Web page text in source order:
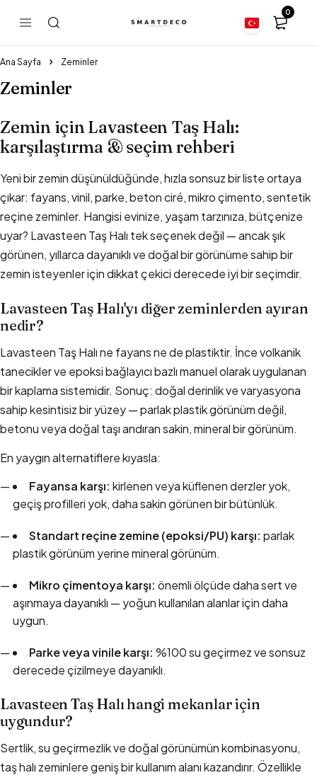
0
Ana Sayfa Zeminler
Zeminler
Zemin için Lavasteen Taş Halı:
karşılaştırma & seçim rehberi
Yeni bir zemin düşünüldüğünde, hızla sonsuz bir liste ortaya
çıkar: fayans, vinil, parke, beton ciré, mikro çimento, sentetik
reçine zeminler. Hangisi evinize, yaşam tarzınıza, bütçenize
uyar? Lavasteen Taş Halı tek seçenek değil — ancak şık
görünen, yıllarca dayanıklı ve doğal bir görünüme sahip bir
zemin isteyenler için dikkat çekici derecede iyi bir seçimdir.
Lavasteen Taş Halı'yı diğer zeminlerden ayıran
nedir?
Lavasteen Taş Halı ne fayans ne de plastiktir. İnce volkanik
tanecikler ve epoksi bağlayıcı bazlı manuel olarak uygulanan
bir kaplama sistemidir. Sonuç: doğal derinlik ve varyasyona
sahip kesintisiz bir yüzey — parlak plastik görünüm değil,
betonu veya doğal taşı andıran sakin, mineral bir görünüm.
En yaygın alternatiflere kıyasla:
Fayansa karşı: kirlenen veya küflenen derzler yok,
geçiş profilleri yok, daha sakin görünen bir bütünlük.
Standart reçine zemine (epoksi/PU) karşı: parlak
plastik görünüm yerine mineral görünüm.
Mikro çimentoya karşı: önemli ölçüde daha sert ve
aşınmaya dayanıklı — yoğun kullanılan alanlar için daha
uygun.
Parke veya vinile karşı: %100 su geçirmez ve sonsuz
derecede çizilmeye dayanıklı.
Lavasteen Taş Halı hangi mekanlar için
uygundur?
Sertlik, su geçirmezlik ve doğal görünümün kombinasyonu,
taş halı zeminlere geniş bir kullanım alanı kazandırır. Özellikle